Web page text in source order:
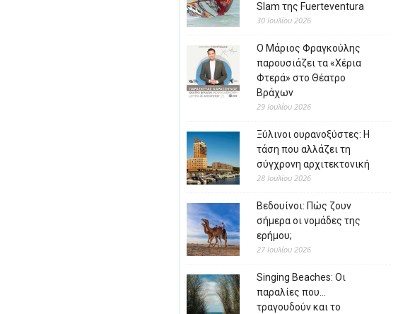
Slam της Fuerteventura
30 Ιουλίου 2026
Ο Μάριος Φραγκούλης
παρουσιάζει τα «Χέρια
Φτερά» στο Θέατρο
Βράχων
29 Ιουλίου 2026
Ξύλινοι ουρανοξύστες: Η
τάση που αλλάζει τη
σύγχρονη αρχιτεκτονική
28 Ιουλίου 2026
Βεδουίνοι: Πώς ζουν
σήμερα οι νομάδες της
ερήμου;
27 Ιουλίου 2026
Singing Beaches: Οι
παραλίες που…
τραγουδούν και το